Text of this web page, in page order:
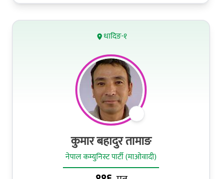
धादिङ-१
कुमार बहादुर तामाङ
नेपाल कम्युनिस्ट पार्टी (माओवादी)